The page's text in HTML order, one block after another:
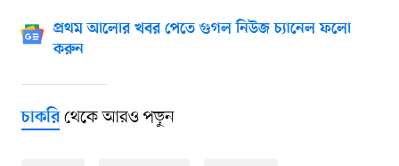
প্রথম আলোর খবর পেতে গুগল নিউজ চ্যানেল ফলো
করুন
চাকরিথেকে আরও পড়ুন